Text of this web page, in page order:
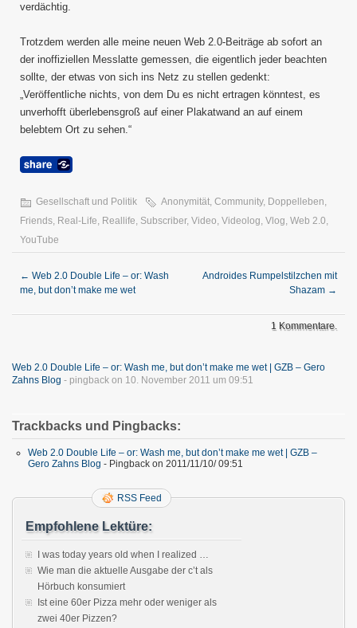
verdächtig.
Trotzdem werden alle meine neuen Web 2.0-Beiträge ab sofort an
der inoffiziellen Messlatte gemessen, die eigentlich jeder beachten
sollte, der etwas von sich ins Netz zu stellen gedenkt:
„Veröffentliche nichts, von dem Du es nicht ertragen könntest, es
unverhofft überlebensgroß auf einer Plakatwand an auf einem
belebtem Ort zu sehen.“
Gesellschaft und Politik Anonymität, Community, Doppelleben,
Friends, Real-Life, Reallife, Subscriber, Video, Videolog, Vlog, Web 2.0,
YouTube
← Web 2.0 Double Life – or: Wash
me, but don’t make me wet
Androides Rumpelstilzchen mit
Shazam →
1 Kommentare.
Web 2.0 Double Life – or: Wash me, but don’t make me wet | GZB – Gero
Zahns Blog - pingback on 10. November 2011 um 09:51
Trackbacks und Pingbacks:
Web 2.0 Double Life – or: Wash me, but don’t make me wet | GZB –
Gero Zahns Blog - Pingback on 2011/11/10/ 09:51
RSS Feed
Empfohlene Lektüre:
I was today years old when I realized …
Wie man die aktuelle Ausgabe der c’t als
Hörbuch konsumiert
Ist eine 60er Pizza mehr oder weniger als
zwei 40er Pizzen?